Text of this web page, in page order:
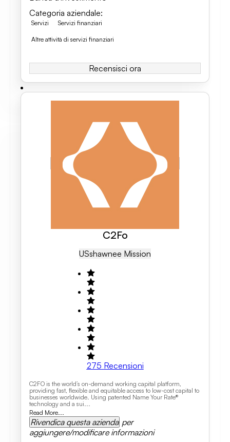
Categoria aziendale:
Servizi Servizi finanziari
Altre attività di servizi finanziari
Recensisci ora
C2Fo
USShawnee Mission
275 Recensioni
C2FO is the world’s on-demand working capital platform,
providing fast, flexible and equitable access to low-cost capital to
businesses worldwide. Using patented Name Your Rate®
technology and a sui...
Read More...
Rivendica questa azienda per
aggiungere/modificare informazioni